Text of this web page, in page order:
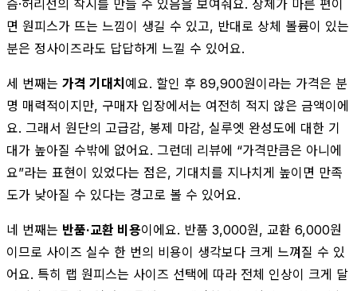
슴·허리선의 착시를 만들 수 있음을 보여줘요. 상체가 마른 편이
면 원피스가 뜨는 느낌이 생길 수 있고, 반대로 상체 볼륨이 있는
분은 정사이즈라도 답답하게 느낄 수 있어요.
세 번째는 가격 기대치예요. 할인 후 89,900원이라는 가격은 분
명 매력적이지만, 구매자 입장에서는 여전히 적지 않은 금액이에
요. 그래서 원단의 고급감, 봉제 마감, 실루엣 완성도에 대한 기
대가 높아질 수밖에 없어요. 그런데 리뷰에 “가격만큼은 아니에
요”라는 표현이 있었다는 점은, 기대치를 지나치게 높이면 만족
도가 낮아질 수 있다는 경고로 볼 수 있어요.
네 번째는 반품·교환 비용이에요. 반품 3,000원, 교환 6,000원
이므로 사이즈 실수 한 번의 비용이 생각보다 크게 느껴질 수 있
어요. 특히 랩 원피스는 사이즈 선택에 따라 전체 인상이 크게 달